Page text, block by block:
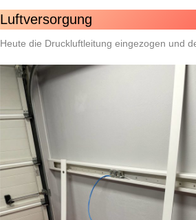
Luftversorgung
Heute die Druckluftleitung eingezogen und